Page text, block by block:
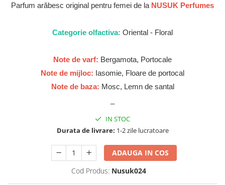
Riiffs
Parfum arăbesc original pentru femei de la NUSUK Perfumes
Categorie olfactiva: Oriental - Floral
Note de varf: Bergamota, Portocale
Note de mijloc: Iasomie, Floare de portocal
Note de baza: Mosc, Lemn de santal
IN STOC
Durata de livrare: 1-2 zile lucratoare
ADAUGA IN COS
Cod Produs: Nusuk024